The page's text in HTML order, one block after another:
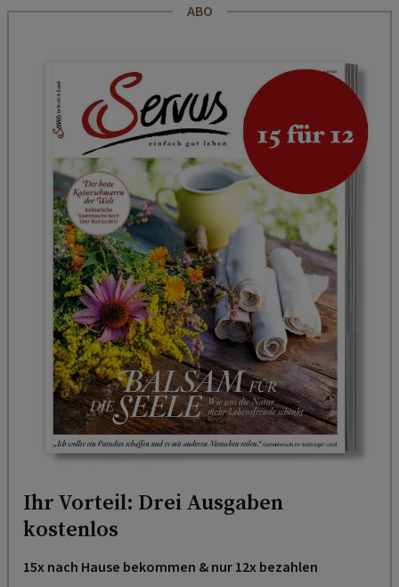
ABO
Ihr Vorteil: Drei Ausgaben
kostenlos
15x nach Hause bekommen & nur 12x bezahlen